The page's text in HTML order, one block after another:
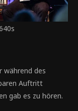
während des
Auftritt
gab es zu hören.